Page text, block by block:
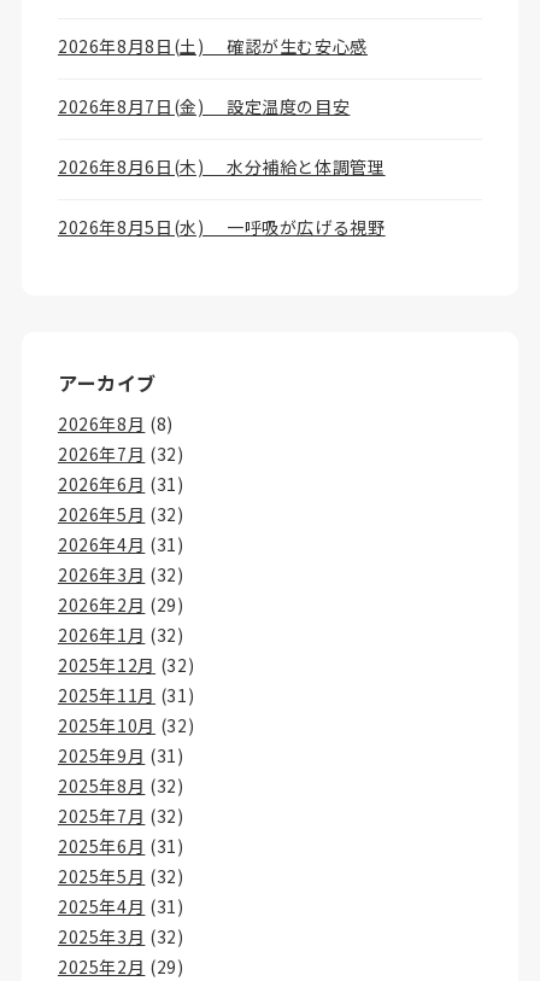
2026年8月8日(土) 確認が生む安心感
2026年8月7日(金) 設定温度の目安
2026年8月6日(木) 水分補給と体調管理
2026年8月5日(水) 一呼吸が広げる視野
アーカイブ
2026年8月 (8)
2026年7月 (32)
2026年6月 (31)
2026年5月 (32)
2026年4月 (31)
2026年3月 (32)
2026年2月 (29)
2026年1月 (32)
2025年12月 (32)
2025年11月 (31)
2025年10月 (32)
2025年9月 (31)
2025年8月 (32)
2025年7月 (32)
2025年6月 (31)
2025年5月 (32)
2025年4月 (31)
2025年3月 (32)
2025年2月 (29)